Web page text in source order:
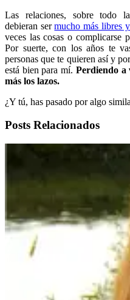
Las relaciones, sobre todo
debieran sermucho más libres
veces las cosas o complicarse
Por suerte, con los años te
personas que te quieren así y
está bien para mí. Perdiendo a
más los lazos.
¿Y tú, has pasado por algo
Posts Relacionados